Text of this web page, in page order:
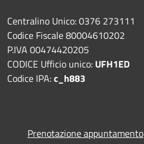
Centralino Unico: 0376 273111
Codice Fiscale 80004610202
P.IVA 00474420205
CODICE Ufficio unico: UFH1ED
Codice IPA:c_h883
Prenotazione appuntamento